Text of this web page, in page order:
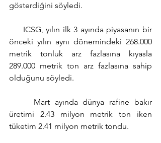
gösterdiğini söyledi.
ICSG, yılın ilk 3 ayında piyasanın bir
önceki yılın aynı dönemindeki 268.000
metrik tonluk arz fazlasına kıyasla
289.000 metrik ton arz fazlasına sahip
olduğunu söyledi.
Mart ayında dünya rafine bakır
üretimi 2.43 milyon metrik ton iken
tüketim 2.41 milyon metrik tondu.